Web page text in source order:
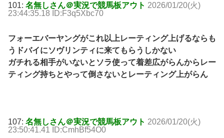
101: 名無しさん＠実況で競馬板アウト 2026/01/20(火)
23:44:35.18 ID:F3q5Xbc70
フォーエバーヤングがこれ以上レーティング上げるならも
うドバイにソヴリンティに来てもらうしかない
ガチれる相手がいないとソラ使って着差広がらんからレー
ティング持ちとやって倒さないとレーティング上がらん
107: 名無しさん＠実況で競馬板アウト 2026/01/20(火)
23:50:41.41 ID:CmhBf54O0